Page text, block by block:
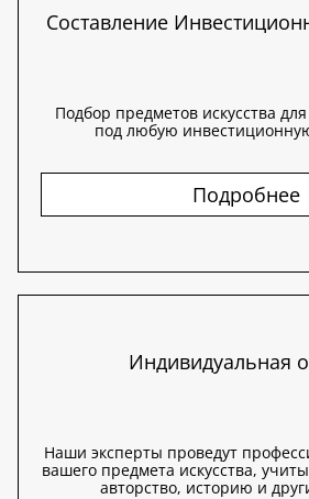
Составление
Подбор предметов искусства
под любую
Подробнее
Индивидуальная
Наши эксперты проведут
вашего предмета искусства,
авторство, историю и